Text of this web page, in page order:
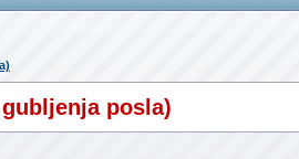
posla)